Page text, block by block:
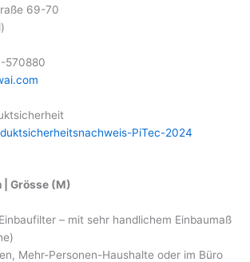
69-70
570880
PiTec-2024
Grösse (M)
– mit sehr handlichem Einbaumaß
Mehr-Personen-Haushalte oder im Büro